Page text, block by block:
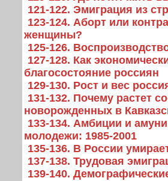
121-122. Эмиграция из
123-124. Аборт или
женщины?
125-126.
127-128. Как
благосостояние россиян
129-130. Рост и вес
131-132. Почему растет
новорожденных в
133-134. Амбиции и
молодежи: 1985-2001
135-136. В России
137-138. Трудовая
139-140.